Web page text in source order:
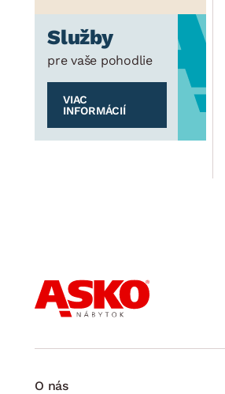
Služby
pre vaše pohodlie
VIAC
INFORMÁCIÍ
O nás